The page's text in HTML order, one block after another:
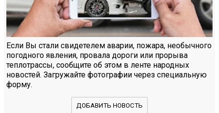
Если Вы стали свидетелем аварии, пожара, необычного
погодного явления, провала дороги или прорыва
теплотрассы, сообщите об этом в ленте народных
новостей. Загружайте фотографии через специальную
форму.
ДОБАВИТЬ НОВОСТЬ